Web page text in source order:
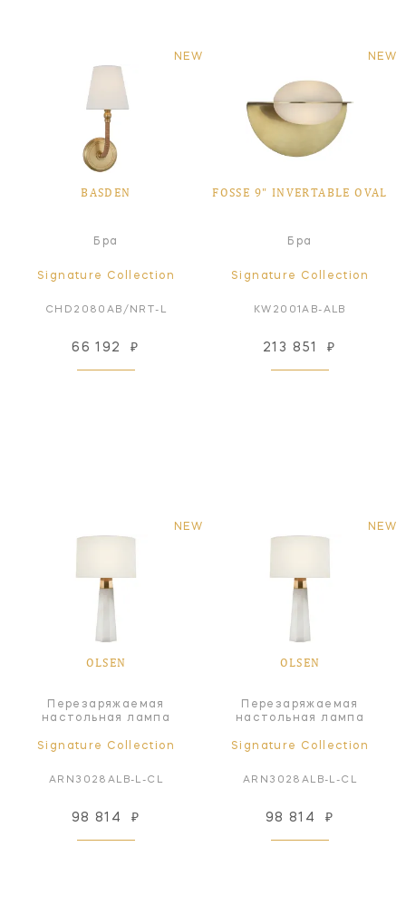
NEW
BASDEN
Бра
Signature Collection
CHD2080AB/NRT-L
66 192 ₽
NEW
FOSSE 9" INVERTABLE OVAL
Бра
Signature Collection
KW2001AB-ALB
213 851 ₽
NEW
OLSEN
Перезаряжаемая
настольная лампа
Signature Collection
ARN3028ALB-L-CL
98 814 ₽
NEW
OLSEN
Перезаряжаемая
настольная лампа
Signature Collection
ARN3028ALB-L-CL
98 814 ₽